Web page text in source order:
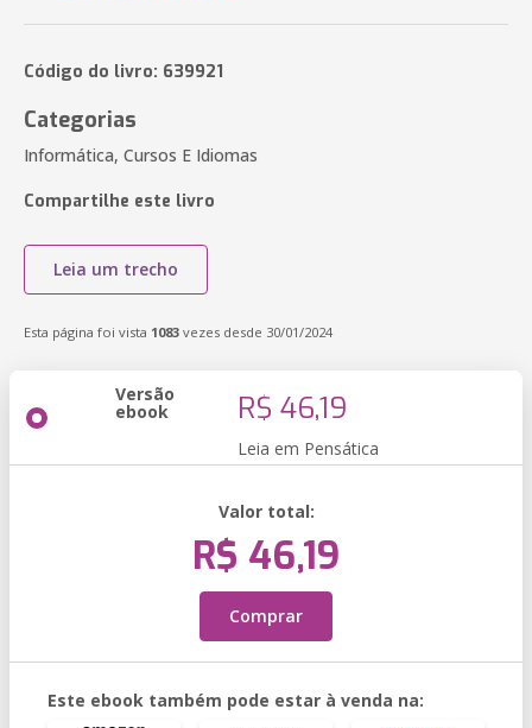
Código do livro: 639921
Categorias
Informática, Cursos E Idiomas
Compartilhe este livro
Leia um trecho
Esta página foi vista 1083 vezes desde 30/01/2024
Versão
ebook R$ 46,19
Leia em Pensática
Valor total:
R$ 46,19
Comprar
Este ebook também pode estar à venda na: